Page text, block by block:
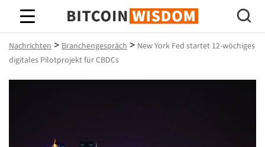
Bitcoin-Weisheit
Nachrichten > Branchengespräch > New York Fed startet 12-wöchiges
digitales Pilotprojekt für CBDCs